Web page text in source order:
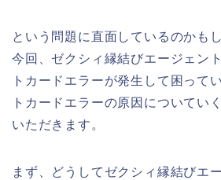
という問題に直面しているのかも
今回、ゼクシィ縁結びエージェン
トカードエラーが発生して困って
トカードエラーの原因についてい
いただきます。
まず、どうしてゼクシィ縁結びエ